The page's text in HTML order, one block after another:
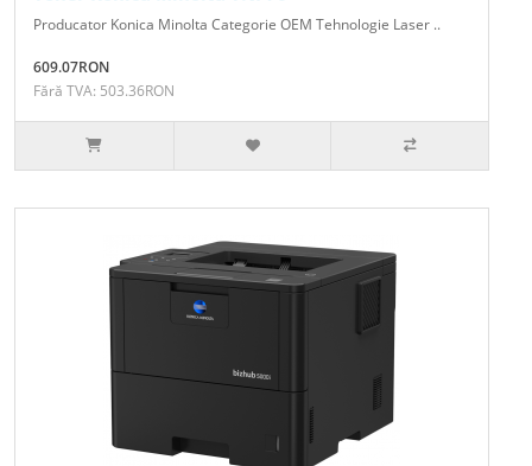
Producator Konica Minolta Categorie OEM Tehnologie Laser ..
609.07RON
Fără TVA: 503.36RON